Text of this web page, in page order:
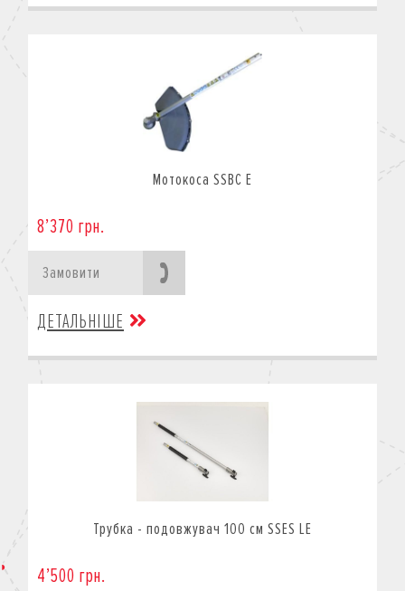
Мотокоса SSBC E
8’370 грн.
Замовити
ДЕТАЛЬНІШЕ
Трубка - подовжувач 100 см SSES LE
4’500 грн.